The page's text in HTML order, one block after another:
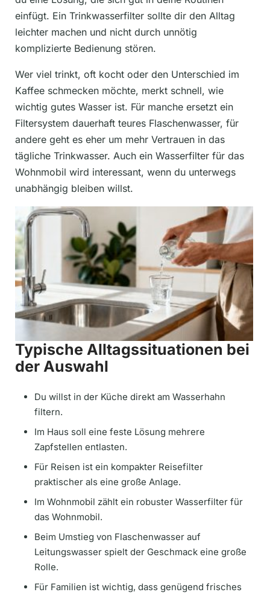
einfügt. Ein Trinkwasserfilter sollte dir den Alltag
leichter machen und nicht durch unnötig
komplizierte Bedienung stören.
Wer viel trinkt, oft kocht oder den Unterschied im
Kaffee schmecken möchte, merkt schnell, wie
wichtig gutes Wasser ist. Für manche ersetzt ein
Filtersystem dauerhaft teures Flaschenwasser, für
andere geht es eher um mehr Vertrauen in das
tägliche Trinkwasser. Auch ein Wasserfilter für das
Wohnmobil wird interessant, wenn du unterwegs
unabhängig bleiben willst.
Typische Alltagssituationen bei
der Auswahl
Du willst in der Küche direkt am Wasserhahn
filtern.
Im Haus soll eine feste Lösung mehrere
Zapfstellen entlasten.
Für Reisen ist ein kompakter Reisefilter
praktischer als eine große Anlage.
Im Wohnmobil zählt ein robuster Wasserfilter für
das Wohnmobil.
Beim Umstieg von Flaschenwasser auf
Leitungswasser spielt der Geschmack eine große
Rolle.
Für Familien ist wichtig, dass genügend frisches